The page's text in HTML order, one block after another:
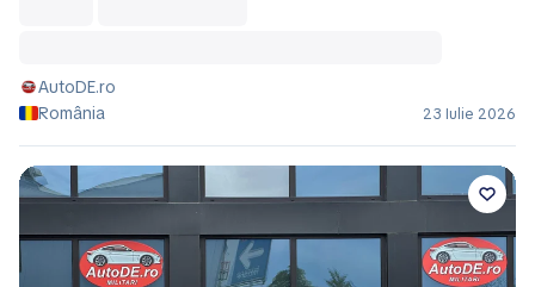
AutoDE.ro
România
23 Iulie 2026